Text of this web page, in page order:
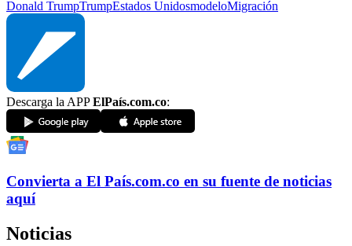
Donald TrumpTrumpEstados UnidosmodeloMigración
Descarga la APPElPaís.com.co:
Convierta a El País.com.co en su fuente de noticias
aquí
Noticias